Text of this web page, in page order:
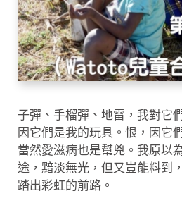
子彈、手榴彈、地雷，我對它
因它們是我的玩具。恨，因它
當然愛滋病也是幫兇。我原以
途，黯淡無光，但又豈能料到
踏出彩虹的前路。